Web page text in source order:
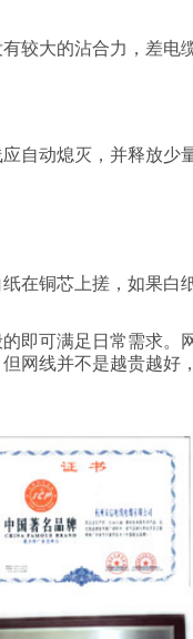
较大的沾合力，差电
自动熄灭，并释放少
在铜芯上搓，如果白
即可满足日常需求。
网线并不是越贵越好